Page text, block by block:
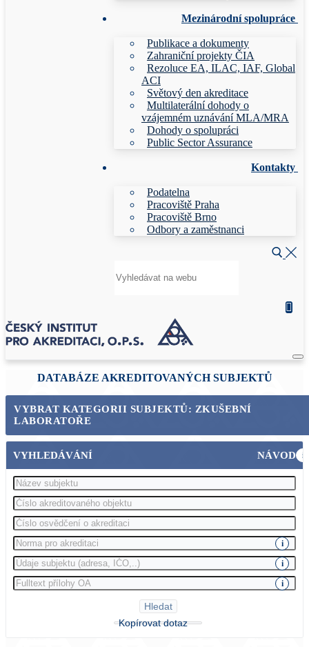
Mezinárodní spolupráce
Publikace a dokumenty
Zahraniční projekty ČIA
Rezoluce EA, ILAC, IAF, Global
ACI
Světový den akreditace
Multilaterální dohody o
vzájemném uznávání MLA/MRA
Dohody o spolupráci
Public Sector Assurance
Kontakty
Podatelna
Pracoviště Praha
Pracoviště Brno
Odbory a zaměstnanci
DATABÁZE AKREDITOVANÝCH SUBJEKTŮ
VYBRAT KATEGORII SUBJEKTŮ: ZKUŠEBNÍ
LABORATOŘE
VYHLEDÁVÁNÍ NÁVOD i
i
i
i
Hledat
Kopírovat dotaz